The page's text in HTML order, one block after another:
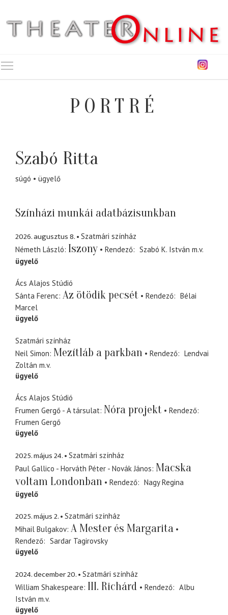
PORTRÉ
Szabó Ritta
súgó ügyelő
Színházi munkái adatbázisunkban
2026. augusztus 8.
Szatmári színház
Németh László Iszony Rendező Szabó K. István m.v.
ügyelő
Ács Alajos Stúdió
Sánta Ferenc Az ötödik pecsét Rendező
Bélai
Marcel
ügyelő
Szatmári színház
Neil Simon Mezítláb a parkban Rendező
Lendvai
Zoltán m.v.
ügyelő
Ács Alajos Stúdió
Frumen Gergő - A társulat Nóra projekt
Rendező
Frumen Gergő
ügyelő
2025. május 24.
Szatmári színház
Paul Gallico - Horváth Péter - Novák János Macska
voltam Londonban
Rendező
Nagy Regina
ügyelő
2025. május 2.
Szatmári színház
Mihail Bulgakov A Mester és Margarita
Rendező
Sardar Tagirovsky
ügyelő
2024. december 20.
Szatmári színház
William Shakespeare III. Richárd Rendező
Albu
István m.v.
ügyelő